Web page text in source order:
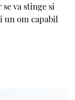
va stinge si
un om capabil